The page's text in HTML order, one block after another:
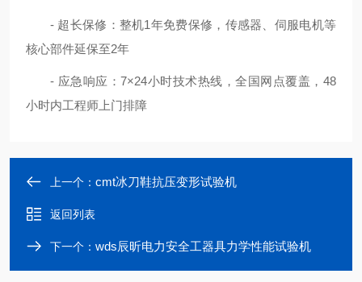
- 超长保修：整机1年免费保修，传感器、伺服电机等
核心部件延保至2年
- 应急响应：7×24小时技术热线，全国网点覆盖，48
小时内工程师上门排障
上一个： cmt冰刀鞋抗压变形试验机
返回列表
下一个： wds辰昕电力安全工器具力学性能试验机